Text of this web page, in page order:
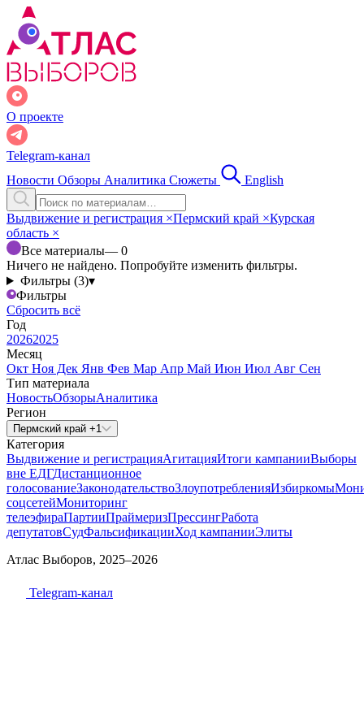
О проекте
Telegram-канал
Новости Обзоры Аналитика Сюжеты English
Выдвижение и регистрация ×Пермский край ×Курская
область ×
Все материалы— 0
Ничего не найдено. Попробуйте изменить фильтры.
Фильтры (3)▾
Фильтры
Сбросить всё
Год
20262025
Месяц
Окт Ноя Дек Янв Фев Мар Апр Май Июн Июл Авг Сен
Тип материала
НовостьОбзорыАналитика
Регион
Пермский край +1
Категория
Выдвижение и регистрацияАгитацияИтоги кампанииВыборы
вне ЕДГДистанционное
голосованиеЗаконодательствоЗлоупотребленияИзбиркомы
соцсетейМониторинг
телеэфираПартииПраймеризПрессингРабота
депутатовСудФальсификацииХод кампанииЭлиты
Атлас Выборов, 2025–2026
Telegram-канал